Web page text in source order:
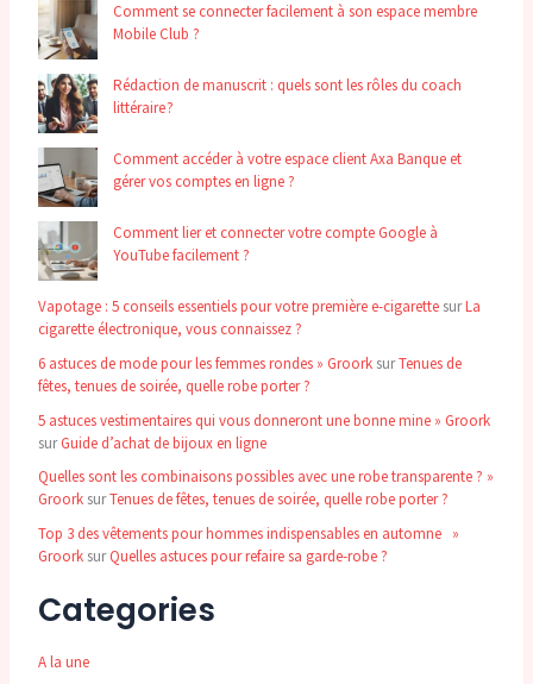
Comment se connecter facilement à son espace membre
Mobile Club ?
Rédaction de manuscrit : quels sont les rôles du coach
littéraire ?
Comment accéder à votre espace client Axa Banque et
gérer vos comptes en ligne ?
Comment lier et connecter votre compte Google à
YouTube facilement ?
Vapotage : 5 conseils essentiels pour votre première e-cigarette surLa
cigarette électronique, vous connaissez ?
6 astuces de mode pour les femmes rondes » Groork surTenues de
fêtes, tenues de soirée, quelle robe porter ?
5 astuces vestimentaires qui vous donneront une bonne mine » Groork
surGuide d’achat de bijoux en ligne
Quelles sont les combinaisons possibles avec une robe transparente ? »
Groork surTenues de fêtes, tenues de soirée, quelle robe porter ?
Top 3 des vêtements pour hommes indispensables en automne »
Groork surQuelles astuces pour refaire sa garde-robe ?
Categories
A la une